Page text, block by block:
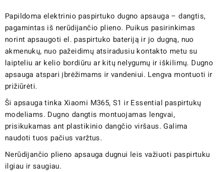
Papildoma elektrinio paspirtuko dugno apsauga – dangtis,
pagamintas iš nerūdijančio plieno. Puikus pasirinkimas
norint apsaugoti el. paspirtuko bateriją ir jo dugną, nuo
akmenukų, nuo pažeidimų atsiradusiu kontakto metu su
laipteliu ar kelio bordiūru ar kitų nelygumų ir iškilimų. Dugno
apsauga atspari įbrėžimams ir vandeniui. Lengva montuoti ir
prižiūrėti.
Ši apsauga tinka Xiaomi M365, S1 ir Essential paspirtukų
modeliams. Dugno dangtis montuojamas lengvai,
prisikukamas ant plastikinio dangčio viršaus. Galima
naudoti tuos pačius varžtus.
Nerūdijančio plieno apsauga dugnui leis važiuoti paspirtuku
ilgiau ir saugiau.